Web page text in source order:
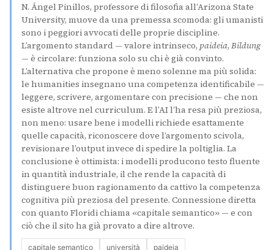
N. Ángel Pinillos, professore di filosofia all’Arizona State
University, muove da una premessa scomoda: gli umanisti
sono i peggiori avvocati delle proprie discipline.
L’argomento standard — valore intrinseco, paideia, Bildung
— è circolare: funziona solo su chi è già convinto.
L’alternativa che propone è meno solenne ma più solida:
le humanities insegnano una competenza identificabile —
leggere, scrivere, argomentare con precisione — che non
esiste altrove nel curriculum. E l’AI l’ha resa più preziosa,
non meno: usare bene i modelli richiede esattamente
quelle capacità, riconoscere dove l’argomento scivola,
revisionare l’output invece di spedire la poltiglia. La
conclusione è ottimista: i modelli producono testo fluente
in quantità industriale, il che rende la capacità di
distinguere buon ragionamento da cattivo la competenza
cognitiva più preziosa del presente. Connessione diretta
con quanto Floridi chiama «capitale semantico» — e con
ciò che il sito ha già provato a dire altrove.
capitale semantico università
paideia